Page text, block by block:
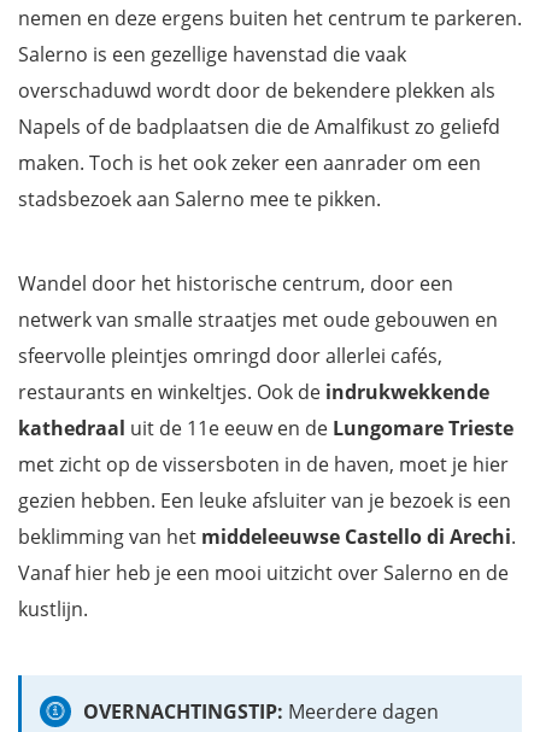
nemen en deze ergens buiten het centrum te parkeren.
Salerno is een gezellige havenstad die vaak
overschaduwd wordt door de bekendere plekken als
Napels of de badplaatsen die de Amalfikust zo geliefd
maken. Toch is het ook zeker een aanrader om een
stadsbezoek aan Salerno mee te pikken.
Wandel door het historische centrum, door een
netwerk van smalle straatjes met oude gebouwen en
sfeervolle pleintjes omringd door allerlei cafés,
restaurants en winkeltjes. Ook de indrukwekkende
kathedraal uit de 11e eeuw en de Lungomare Trieste
met zicht op de vissersboten in de haven, moet je hier
gezien hebben. Een leuke afsluiter van je bezoek is een
beklimming van het middeleeuwse Castello di Arechi.
Vanaf hier heb je een mooi uitzicht over Salerno en de
kustlijn.
OVERNACHTINGSTIP: Meerdere dagen